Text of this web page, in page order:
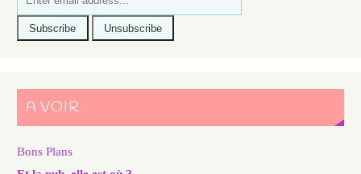
A VOIR
Bons Plans